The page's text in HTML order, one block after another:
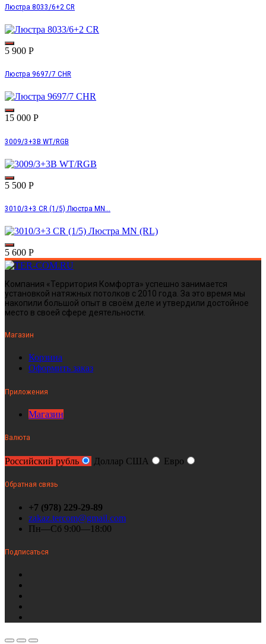
Люстра 8033/6+2 CR
5 900 Р
Люстра 9697/7 CHR
15 000 Р
3009/3+3B WT/RGB
5 500 Р
3010/3+3 CR (1/5) Люстра MN...
5 600 Р
Компания «Территория Комфорта» успешно занимается
установкой натяжных потолков с 2010 года. За это время мы
накопили большой опыт в своём деле и утвердили достойное
место в своей сфере деятельности.
Магазин
Корзина
Оформить заказ
Приложения
Магазин
Валюта
Российский рубль Доллар США Евро
Обратная связь
+7 (978) 229-29-89
zakaz.tercom@gmail.com
Пн—Сб 9:00—18:00
Подписаться